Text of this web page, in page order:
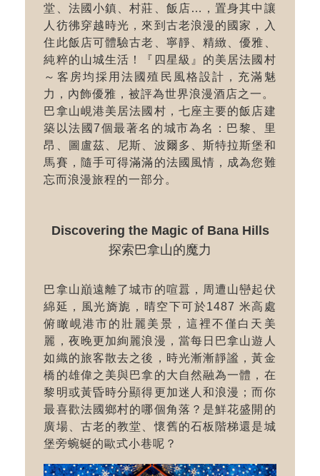
堂、法國小鎮、村莊、飯店…，置身其中讓
人彷彿穿越時光，來到古老浪漫的國家，入
住此飯店可體驗古老、寧靜、精緻、優雅、
純粹的山城生活！『四星級』的美居法國村
～客房均採用法國殖民風格設計，充滿魅
力，內飾優雅，被評為世界浪漫酒店之一。
巴拿山峴港美居法國村，七座主要的飯店建
築以法國7個最著名的城市為名：巴黎、里
昂、圖盧茲、尼斯、波爾多、斯特拉斯堡和
馬賽，隨手可得滿滿的法國風情，成為您難
忘而浪漫旅程的一部分。
Discovering the Magic of Bana Hills
探索巴拿山的魔力
巴拿山巔遠離了城市的喧囂，周遭山巒起伏
綿延，風光旖旎，晴空下可於1487 米高處
俯瞰峴港市的壯麗美景，這裡不僅白天美
麗，夜晚更加絢麗浪漫，當每日巴拿山遊人
如織的旅客散去之後，時光漸漸靜謐，黃金
橋的雄偉之美與巴拿的大自然融為一體，在
黎明或黃昏時分顯得更加迷人和浪漫；而你
最喜歡法國鄉村的哪個角落？是鮮花盛開的
廣場、古老的教堂、懷舊的石板階梯還是城
堡旁蜿蜒的歐式小巷呢？